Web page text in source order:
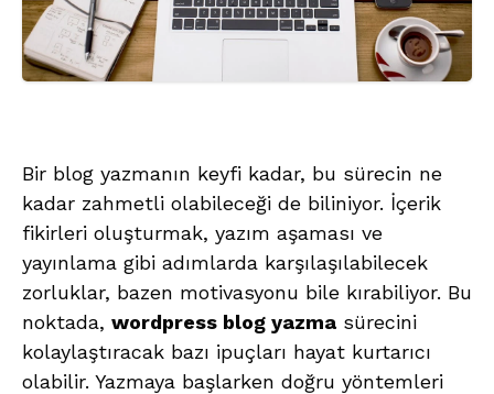
Bir blog yazmanın keyfi kadar, bu sürecin ne
kadar zahmetli olabileceği de biliniyor. İçerik
fikirleri oluşturmak, yazım aşaması ve
yayınlama gibi adımlarda karşılaşılabilecek
zorluklar, bazen motivasyonu bile kırabiliyor. Bu
noktada, wordpress blog yazma sürecini
kolaylaştıracak bazı ipuçları hayat kurtarıcı
olabilir. Yazmaya başlarken doğru yöntemleri